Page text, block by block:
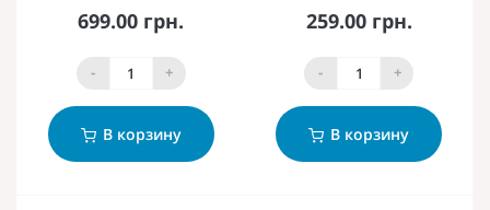
699.00 грн.
- +
В корзину
259.00 грн.
- +
В корзину